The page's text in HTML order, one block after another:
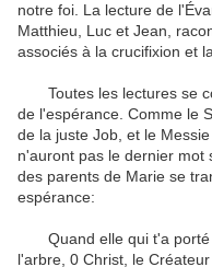
notre foi La lecture de
Matthieu , Luc et Jean
associés à la crucifixion et la
Toutes les lectures se
de l'espérance Comme le
de la juste Job et le
n'auront pas le dernier mot
des parents de Marie se
espérance:
Quand elle qui t'a porté
l'arbre 0 Christ , le Créateur